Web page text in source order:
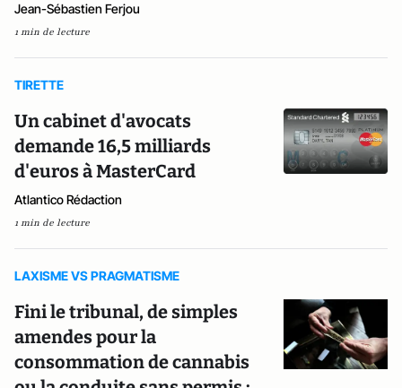
Jean-Sébastien Ferjou
1 min de lecture
TIRETTE
Un cabinet d'avocats
demande 16,5 milliards
d'euros à MasterCard
Atlantico Rédaction
1 min de lecture
LAXISME VS PRAGMATISME
Fini le tribunal, de simples
amendes pour la
consommation de cannabis